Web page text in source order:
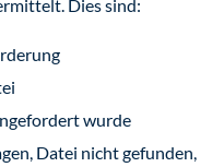
Dies sind:
wurde
Datei nicht gefunden,